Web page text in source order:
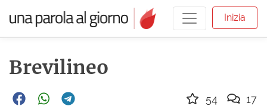
Inizia
Brevilineo
54 17